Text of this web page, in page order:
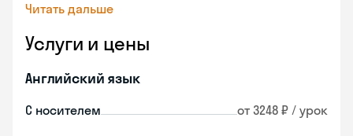
Читать дальше
Услуги и цены
Английский язык
С носителем от 3248 ₽ / урок